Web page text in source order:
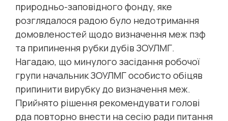
природньо-заповідного фонду, яке
розглядалося радою було недотримання
домовленостей щодо визначення меж пзф
та припинення рубки дубів ЗОУЛМГ.
Нагадаю, що минулого засідання робочої
групи начальник ЗОУЛМГ особисто обіцяв
припинити вирубку до визначення меж.
Прийнято рішення рекомендувати голові
рда повторно внести на сесію ради питання